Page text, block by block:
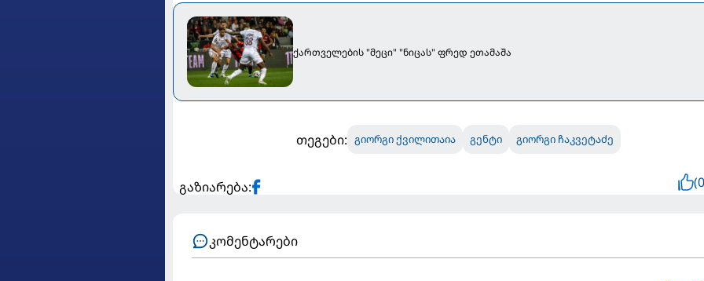
ქართველების "მეცი" "ნიცას" ფრედ ეთამაშა
თეგები: გიორგი ქვილითაია გენტი გიორგი ჩაკვეტაძე
გაზიარება:
კომენტარები